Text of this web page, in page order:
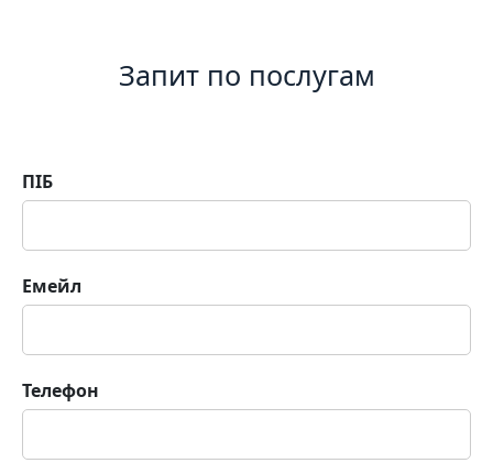
Запит по послугам
ПІБ
Емейл
Телефон